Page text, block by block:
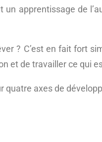
un apprentissage de
? C’est en fait fort
et de travailler ce qui
quatre axes de